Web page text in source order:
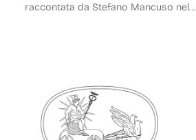
raccontata da Stefano Mancuso nel…